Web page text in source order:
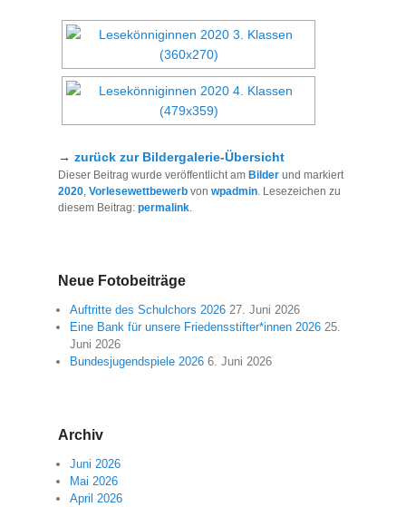
→ zurück zur Bildergalerie-Übersicht
Dieser Beitrag wurde veröffentlicht am Bilder und markiert
2020, Vorlesewettbewerb von wpadmin. Lesezeichen zu
diesem Beitrag: permalink.
Neue Fotobeiträge
Auftritte des Schulchors 2026 27. Juni 2026
Eine Bank für unsere Friedensstifter*innen 2026 25.
Juni 2026
Bundesjugendspiele 2026 6. Juni 2026
Archiv
Juni 2026
Mai 2026
April 2026